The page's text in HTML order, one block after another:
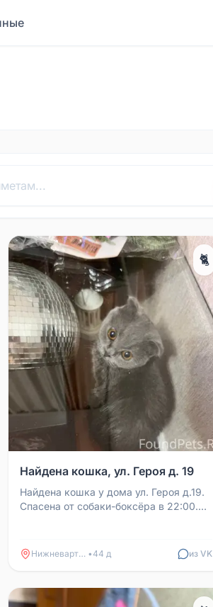
🐈
Найдена кошка, ул. Героя д. 19
Найдена кошка у дома ул. Героя д.19.
Спасена от собаки-боксёра в 22:00.
Нижневартовск •44 д из VK